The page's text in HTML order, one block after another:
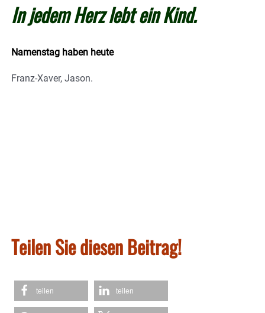
In jedem Herz lebt ein Kind.
Namenstag haben heute
Franz-Xaver, Jason.
Teilen Sie diesen Beitrag!
teilen teilen